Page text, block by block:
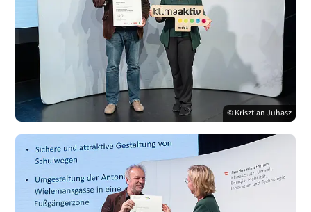
© Krisztian Juhasz